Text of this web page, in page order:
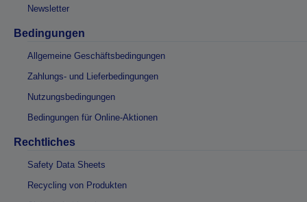
Newsletter
Bedingungen
Allgemeine Geschäftsbedingungen
Zahlungs- und Lieferbedingungen
Nutzungsbedingungen
Bedingungen für Online-Aktionen
Rechtliches
Safety Data Sheets
Recycling von Produkten